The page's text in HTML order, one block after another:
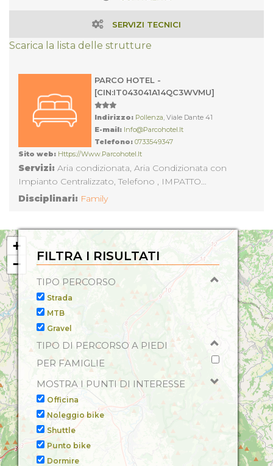
SERVIZI TECNICI
Scarica la lista delle strutture
PARCO HOTEL -
[CIN:IT043041A14QC3WVMU]
Indirizzo: Pollenza, Viale Dante 41
E-mail: Info@parcohotel.it
Telefono: 0733549347
Sito web: Https://www.parcohotel.it
Servizi: Aria condizionata, Aria Condizionata con
Impianto Centralizzato, Telefono , IMPATTO
AMBIENTALE: ISO 14001:2004, Accessibili a persone
Accettazione Animali Domestici, Accettazione Gruppi,
Servizio FAX, Servizio Fotocopie, Riscaldamento
Centralizzato, Somministrazione alcolici, Riscaldamento,
Asciugacapelli, Somministrazione alimenti,
Somministrazione bevande, Servizio Congressi,
Telefono in camera,
Disciplinari: Family
+
−
FILTRA I RISULTATI
TIPO PERCORSO
Strada
MTB
Gravel
TIPO DI PERCORSO A PIEDI
PER FAMIGLIE
MOSTRA I PUNTI DI INTERESSE
Officina
Noleggio bike
Shuttle
Punto bike
Dormire